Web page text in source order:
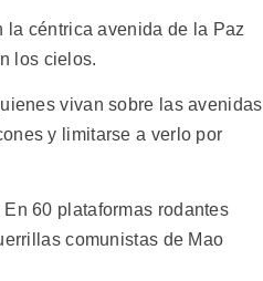
céntrica avenida de la Paz
los cielos.
vivan sobre las avenidas
y limitarse a verlo por
60 plataformas rodantes
comunistas de Mao